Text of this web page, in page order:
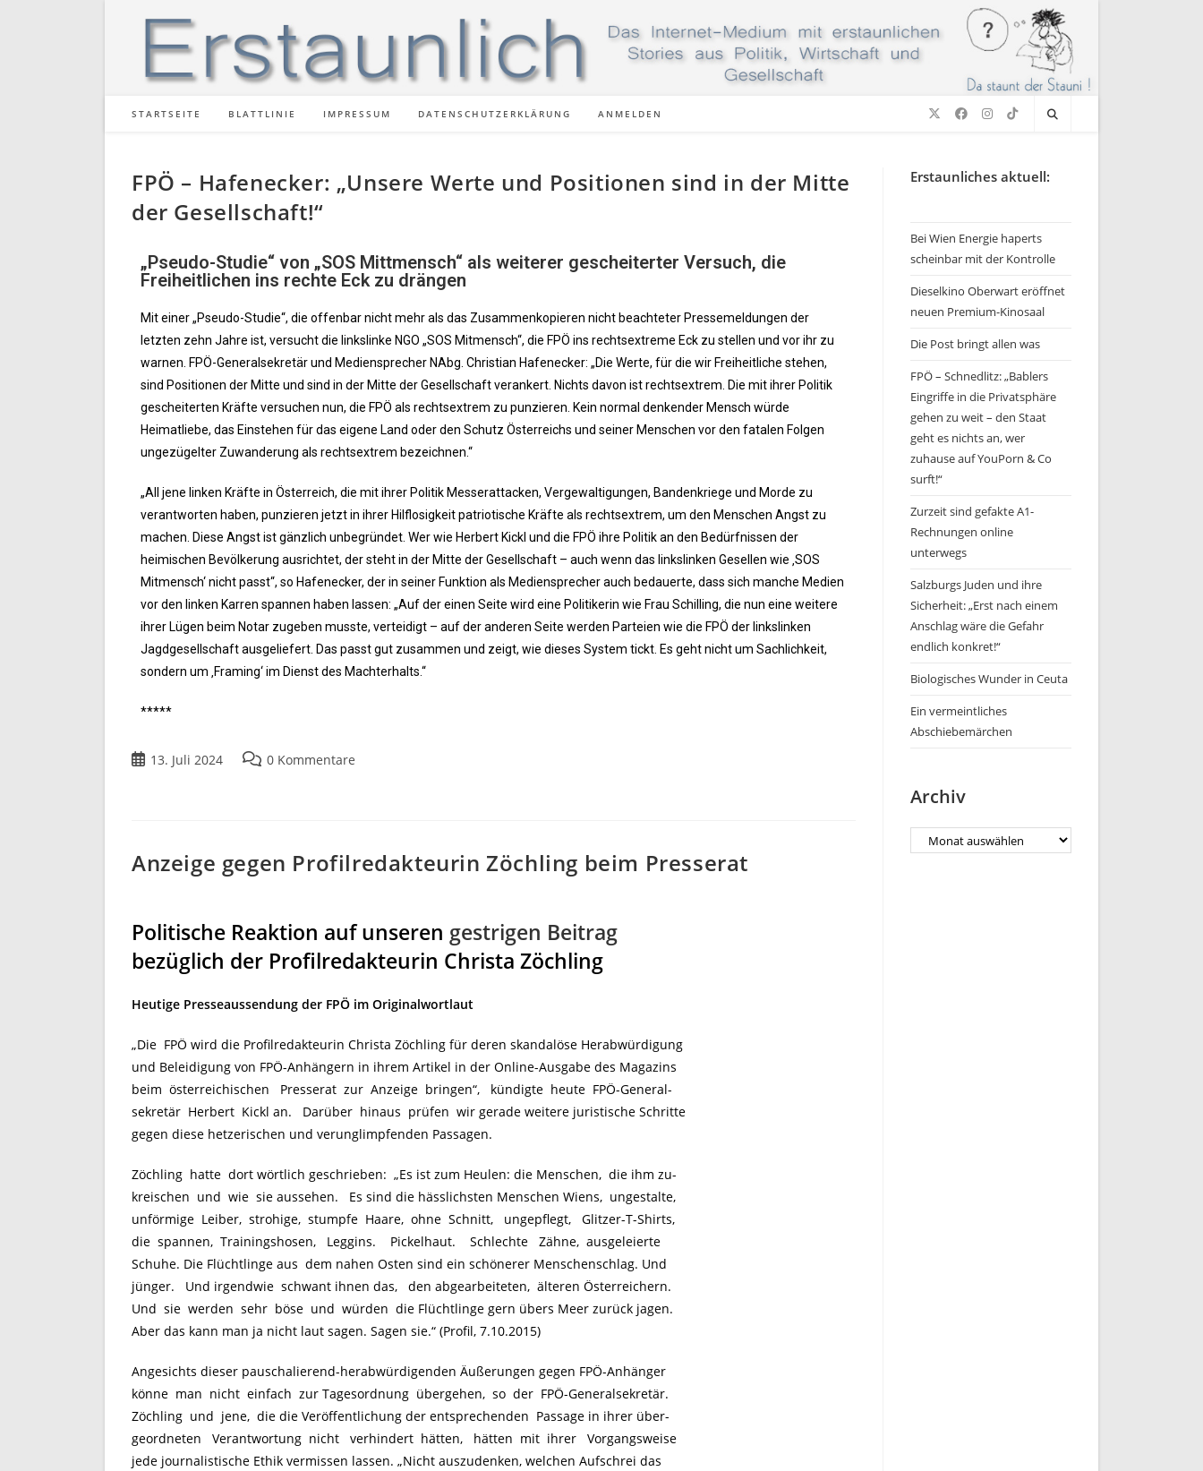
STARTSEITE BLATTLINIE IMPRESSUM DATENSCHUTZERKLÄRUNG ANMELDEN
FPÖ – Hafenecker: „Unsere Werte und Positionen sind in der Mitte
der Gesellschaft!“
„Pseudo-Studie“ von „SOS Mittmensch“ als weiterer gescheiterter Versuch, die
Freiheitlichen ins rechte Eck zu drängen
Mit einer „Pseudo-Studie“, die offenbar nicht mehr als das Zusammenkopieren nicht beachteter Pressemeldungen der
letzten zehn Jahre ist, versucht die linkslinke NGO „SOS Mitmensch“, die FPÖ ins rechtsextreme Eck zu stellen und vor ihr zu
warnen. FPÖ-Generalsekretär und Mediensprecher NAbg. Christian Hafenecker: „Die Werte, für die wir Freiheitliche stehen,
sind Positionen der Mitte und sind in der Mitte der Gesellschaft verankert. Nichts davon ist rechtsextrem. Die mit ihrer Politik
gescheiterten Kräfte versuchen nun, die FPÖ als rechtsextrem zu punzieren. Kein normal denkender Mensch würde
Heimatliebe, das Einstehen für das eigene Land oder den Schutz Österreichs und seiner Menschen vor den fatalen Folgen
ungezügelter Zuwanderung als rechtsextrem bezeichnen.“
„All jene linken Kräfte in Österreich, die mit ihrer Politik Messerattacken, Vergewaltigungen, Bandenkriege und Morde zu
verantworten haben, punzieren jetzt in ihrer Hilflosigkeit patriotische Kräfte als rechtsextrem, um den Menschen Angst zu
machen. Diese Angst ist gänzlich unbegründet. Wer wie Herbert Kickl und die FPÖ ihre Politik an den Bedürfnissen der
heimischen Bevölkerung ausrichtet, der steht in der Mitte der Gesellschaft – auch wenn das linkslinken Gesellen wie ‚SOS
Mitmensch‘ nicht passt“, so Hafenecker, der in seiner Funktion als Mediensprecher auch bedauerte, dass sich manche Medien
vor den linken Karren spannen haben lassen: „Auf der einen Seite wird eine Politikerin wie Frau Schilling, die nun eine weitere
ihrer Lügen beim Notar zugeben musste, verteidigt – auf der anderen Seite werden Parteien wie die FPÖ der linkslinken
Jagdgesellschaft ausgeliefert. Das passt gut zusammen und zeigt, wie dieses System tickt. Es geht nicht um Sachlichkeit,
sondern um ‚Framing‘ im Dienst des Machterhalts.“
*****
13. Juli 2024 0 Kommentare
Anzeige gegen Profilredakteurin Zöchling beim Presserat
Politische Reaktion auf unseren gestrigen Beitrag
bezüglich der Profilredakteurin Christa Zöchling
Heutige Presseaussendung der FPÖ im Originalwortlaut
„Die FPÖ wird die Profilredakteurin Christa Zöchling für deren skandalöse Herabwürdigung
und Beleidigung von FPÖ-Anhängern in ihrem Artikel in der Online-Ausgabe des Magazins
beim österreichischen Presserat zur Anzeige bringen“, kündigte heute FPÖ-General-
sekretär Herbert Kickl an. Darüber hinaus prüfen wir gerade weitere juristische Schritte
gegen diese hetzerischen und verunglimpfenden Passagen.
Zöchling hatte dort wörtlich geschrieben: „Es ist zum Heulen: die Menschen, die ihm zu-
kreischen und wie sie aussehen. Es sind die hässlichsten Menschen Wiens, ungestalte,
unförmige Leiber, strohige, stumpfe Haare, ohne Schnitt, ungepflegt, Glitzer-T-Shirts,
die spannen, Trainingshosen, Leggins. Pickelhaut. Schlechte Zähne, ausgeleierte
Schuhe. Die Flüchtlinge aus dem nahen Osten sind ein schönerer Menschenschlag. Und
jünger. Und irgendwie schwant ihnen das, den abgearbeiteten, älteren Österreichern.
Und sie werden sehr böse und würden die Flüchtlinge gern übers Meer zurück jagen.
Aber das kann man ja nicht laut sagen. Sagen sie.“ (Profil, 7.10.2015)
Angesichts dieser pauschalierend-herabwürdigenden Äußerungen gegen FPÖ-Anhänger
könne man nicht einfach zur Tagesordnung übergehen, so der FPÖ-Generalsekretär.
Zöchling und jene, die die Veröffentlichung der entsprechenden Passage in ihrer über-
geordneten Verantwortung nicht verhindert hätten, hätten mit ihrer Vorgangsweise
jede journalistische Ethik vermissen lassen. „Nicht auszudenken, welchen Aufschrei das
Erstaunliches aktuell:
Bei Wien Energie haperts
scheinbar mit der Kontrolle
Dieselkino Oberwart eröffnet
neuen Premium-Kinosaal
Die Post bringt allen was
FPÖ – Schnedlitz: „Bablers
Eingriffe in die Privatsphäre
gehen zu weit – den Staat
geht es nichts an, wer
zuhause auf YouPorn & Co
surft!“
Zurzeit sind gefakte A1-
Rechnungen online
unterwegs
Salzburgs Juden und ihre
Sicherheit: „Erst nach einem
Anschlag wäre die Gefahr
endlich konkret!“
Biologisches Wunder in Ceuta
Ein vermeintliches
Abschiebemärchen
Archiv